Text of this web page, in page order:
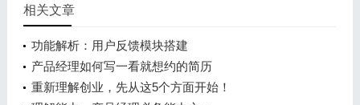
相关文章
功能解析：用户反馈模块搭建
产品经理如何写一看就想约的简历
重新理解创业，先从这5个方面开始！